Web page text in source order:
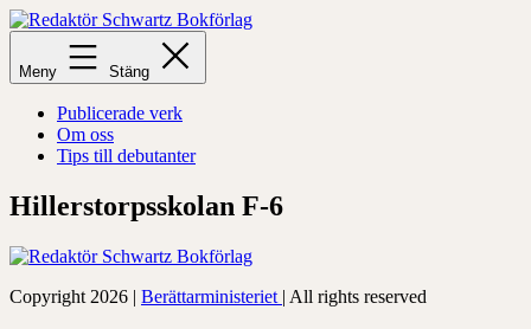
Hoppa
till
innehåll
Redaktör
Schwartz
Bokförlag
Meny Stäng
Publicerade verk
Om oss
Tips till debutanter
Hillerstorpsskolan F-6
Copyright 2026 | Berättarministeriet | All rights reserved